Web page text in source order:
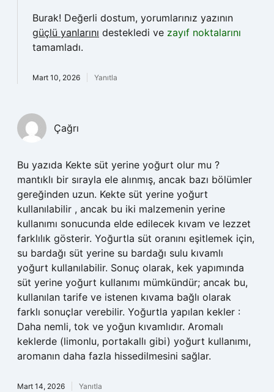
Burak! Değerli dostum, yorumlarınız yazının
güçlü yanlarını destekledi ve zayıf noktalarını
tamamladı.
Mart 10, 2026 Yanıtla
Çağrı
Bu yazıda Kekte süt yerine yoğurt olur mu ?
mantıklı bir sırayla ele alınmış, ancak bazı bölümler
gereğinden uzun. Kekte süt yerine yoğurt
kullanılabilir , ancak bu iki malzemenin yerine
kullanımı sonucunda elde edilecek kıvam ve lezzet
farklılık gösterir. Yoğurtla süt oranını eşitlemek için,
su bardağı süt yerine su bardağı sulu kıvamlı
yoğurt kullanılabilir. Sonuç olarak, kek yapımında
süt yerine yoğurt kullanımı mümkündür; ancak bu,
kullanılan tarife ve istenen kıvama bağlı olarak
farklı sonuçlar verebilir. Yoğurtla yapılan kekler :
Daha nemli, tok ve yoğun kıvamlıdır. Aromalı
keklerde (limonlu, portakallı gibi) yoğurt kullanımı,
aromanın daha fazla hissedilmesini sağlar.
Mart 14, 2026 Yanıtla